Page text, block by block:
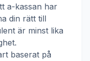
a-kassan har
din rätt till
är minst lika
baserat på